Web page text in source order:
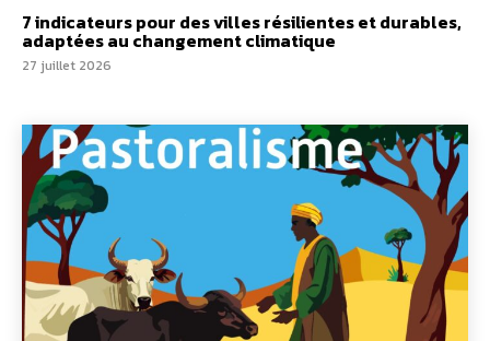
7 indicateurs pour des villes résilientes et durables,
adaptées au changement climatique
27 juillet 2026